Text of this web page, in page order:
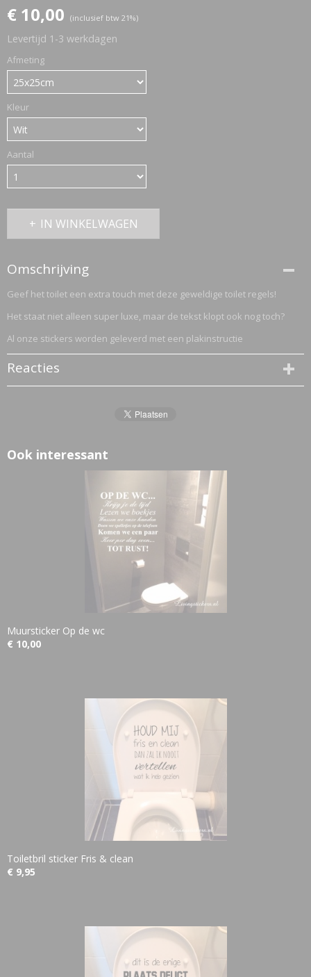
€ 10,00 (inclusief btw 21%)
Levertijd 1-3 werkdagen
Afmeting
Kleur
Aantal
IN WINKELWAGEN
Omschrijving
Geef het toilet een extra touch met deze geweldige toilet regels!
Het staat niet alleen super luxe, maar de tekst klopt ook nog toch?
Al onze stickers worden geleverd met een plakinstructie
Reacties
Ook interessant
Muursticker Op de wc
€ 10,00
Toiletbril sticker Fris & clean
€ 9,95